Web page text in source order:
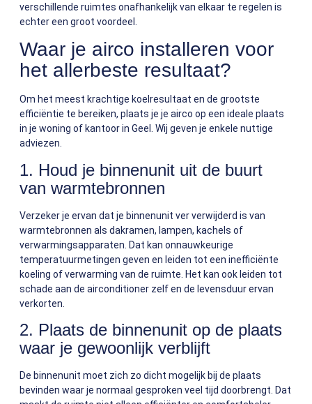
verschillende ruimtes onafhankelijk van elkaar te regelen is
echter een groot voordeel.
Waar je airco installeren voor
het allerbeste resultaat?
Om het meest krachtige koelresultaat en de grootste
efficiëntie te bereiken, plaats je je airco op een ideale plaats
in je woning of kantoor in Geel. Wij geven je enkele nuttige
adviezen.
1. Houd je binnenunit uit de buurt
van warmtebronnen
Verzeker je ervan dat je binnenunit ver verwijderd is van
warmtebronnen als dakramen, lampen, kachels of
verwarmingsapparaten. Dat kan onnauwkeurige
temperatuurmetingen geven en leiden tot een inefficiënte
koeling of verwarming van de ruimte. Het kan ook leiden tot
schade aan de airconditioner zelf en de levensduur ervan
verkorten.
2. Plaats de binnenunit op de plaats
waar je gewoonlijk verblijft
De binnenunit moet zich zo dicht mogelijk bij de plaats
bevinden waar je normaal gesproken veel tijd doorbrengt. Dat